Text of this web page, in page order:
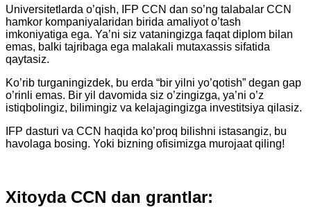
Universitetlarda o’qish, IFP CCN dan so’ng talabalar CCN
hamkor kompaniyalaridan birida amaliyot o’tash
imkoniyatiga ega. Ya’ni siz vataningizga faqat diplom bilan
emas, balki tajribaga ega malakali mutaxassis sifatida
qaytasiz.
Ko’rib turganingizdek, bu erda “bir yilni yo’qotish” degan gap
o’rinli emas. Bir yil davomida siz o’zingizga, ya’ni o’z
istiqbolingiz, bilimingiz va kelajagingizga investitsiya qilasiz.
IFP dasturi va CCN haqida ko’proq bilishni istasangiz, bu
havolaga bosing. Yoki bizning ofisimizga murojaat qiling!
Xitoyda CCN dan grantlar: